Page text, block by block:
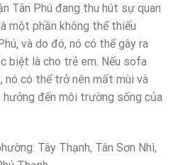
Tân Phú đang thu hút sự quan
một phần không thể thiếu
và do đó, nó có thể gây ra
biệt là cho trẻ em. Nếu sofa
nó có thể trở nên mất mùi và
hưởng đến môi trường sống của
Tây Thạnh, Tân Sơn Nhì,